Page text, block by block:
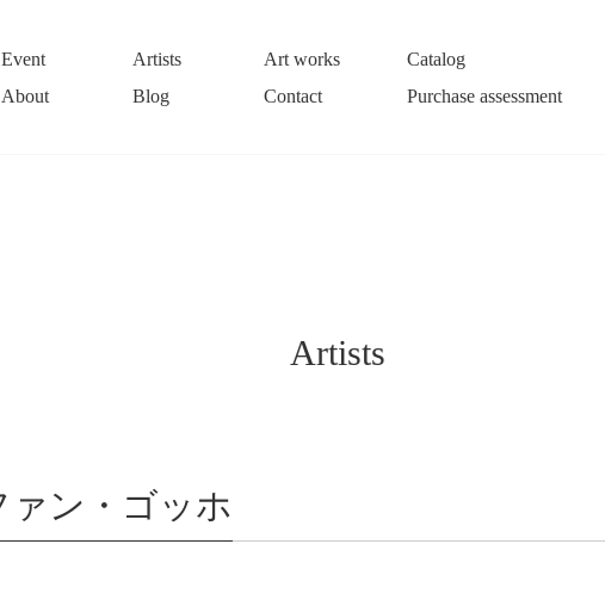
Event Artists Art works
Catalog
About Blog Contact Purchase assessment
Artists
ン・ゴッホ